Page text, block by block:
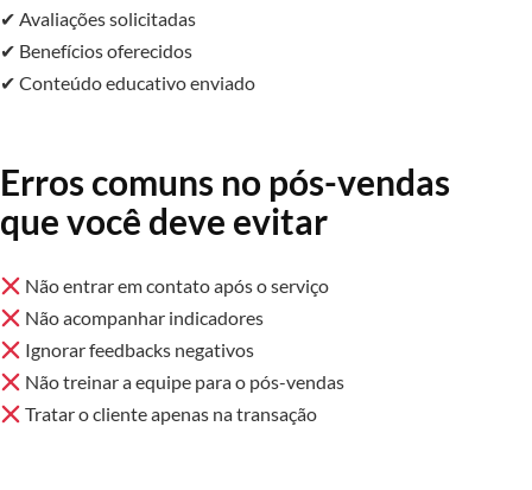
✔ Avaliações solicitadas
✔ Benefícios oferecidos
✔ Conteúdo educativo enviado
Erros comuns no pós-vendas
que você deve evitar
Não entrar em contato após o serviço
Não acompanhar indicadores
Ignorar feedbacks negativos
Não treinar a equipe para o pós-vendas
Tratar o cliente apenas na transação